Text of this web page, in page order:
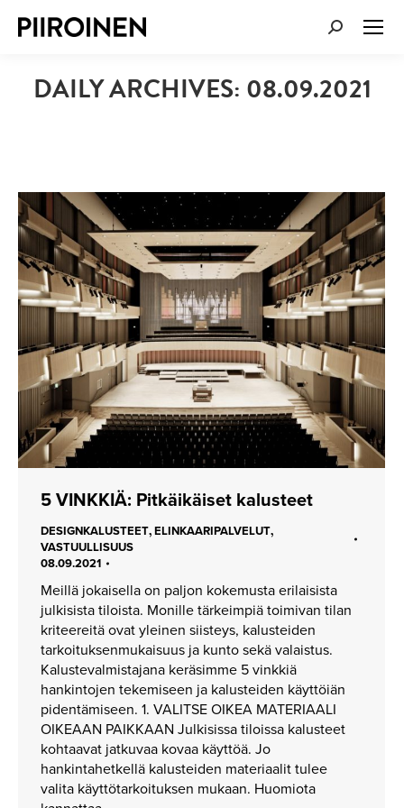
SEARCH:
DAILY ARCHIVES: 08.09.2021
5 VINKKIÄ: Pitkäikäiset kalusteet
DESIGNKALUSTEET,ELINKAARIPALVELUT,
VASTUULLISUUS
08.09.2021
Meillä jokaisella on paljon kokemusta erilaisista
julkisista tiloista. Monille tärkeimpiä toimivan tilan
kriteereitä ovat yleinen siisteys, kalusteiden
tarkoituksenmukaisuus ja kunto sekä valaistus.
Kalustevalmistajana keräsimme 5 vinkkiä
hankintojen tekemiseen ja kalusteiden käyttöiän
pidentämiseen. 1. VALITSE OIKEA MATERIAALI
OIKEAAN PAIKKAAN Julkisissa tiloissa kalusteet
kohtaavat jatkuvaa kovaa käyttöä. Jo
hankintahetkellä kalusteiden materiaalit tulee
valita käyttötarkoituksen mukaan. Huomiota